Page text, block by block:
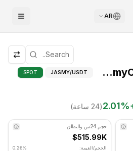
AR
JasmyCoin (JASMY) المؤشرات المتقدمة JASMY/USDT
SPOT
2.01% (24 ساعة)
حجم 24س والنطاق
$515.99K
الحجم/القيمة:
0.26%